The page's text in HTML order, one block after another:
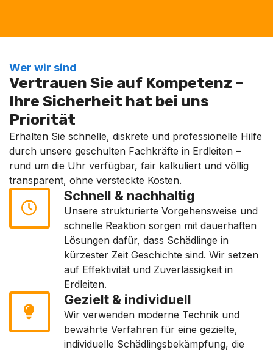
Wer wir sind
Vertrauen Sie auf Kompetenz –
Ihre Sicherheit hat bei uns
Priorität
Erhalten Sie schnelle, diskrete und professionelle Hilfe
durch unsere geschulten Fachkräfte in Erdleiten –
rund um die Uhr verfügbar, fair kalkuliert und völlig
transparent, ohne versteckte Kosten.
Schnell & nachhaltig
Unsere strukturierte Vorgehensweise und
schnelle Reaktion sorgen mit dauerhaften
Lösungen dafür, dass Schädlinge in
kürzester Zeit Geschichte sind. Wir setzen
auf Effektivität und Zuverlässigkeit in
Erdleiten.
Gezielt & individuell
Wir verwenden moderne Technik und
bewährte Verfahren für eine gezielte,
individuelle Schädlingsbekämpfung, die